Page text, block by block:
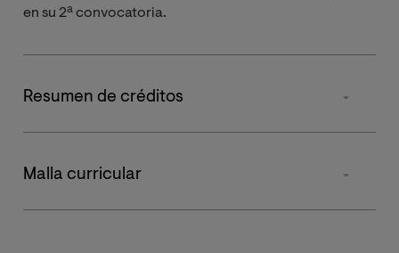
en su 2ª convocatoria.
Resumen de créditos
Malla curricular